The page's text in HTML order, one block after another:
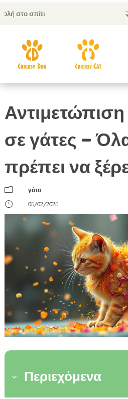
Μπορείς να
σε γάτες –
πρέπει να
m
γάτα
}
05/02/2025
3 Περιεχόμενα